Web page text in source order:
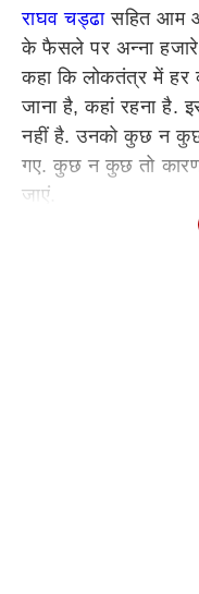
राघव चड्ढासहित आम
के फैसले पर अन्ना हजारे
कहा कि लोकतंत्र में हर
जाना है, कहां रहना है.
नहीं है. उनको कुछ न
गए. कुछ न कुछ तो कारण
जाएं.
पार्टी सही चलती तो